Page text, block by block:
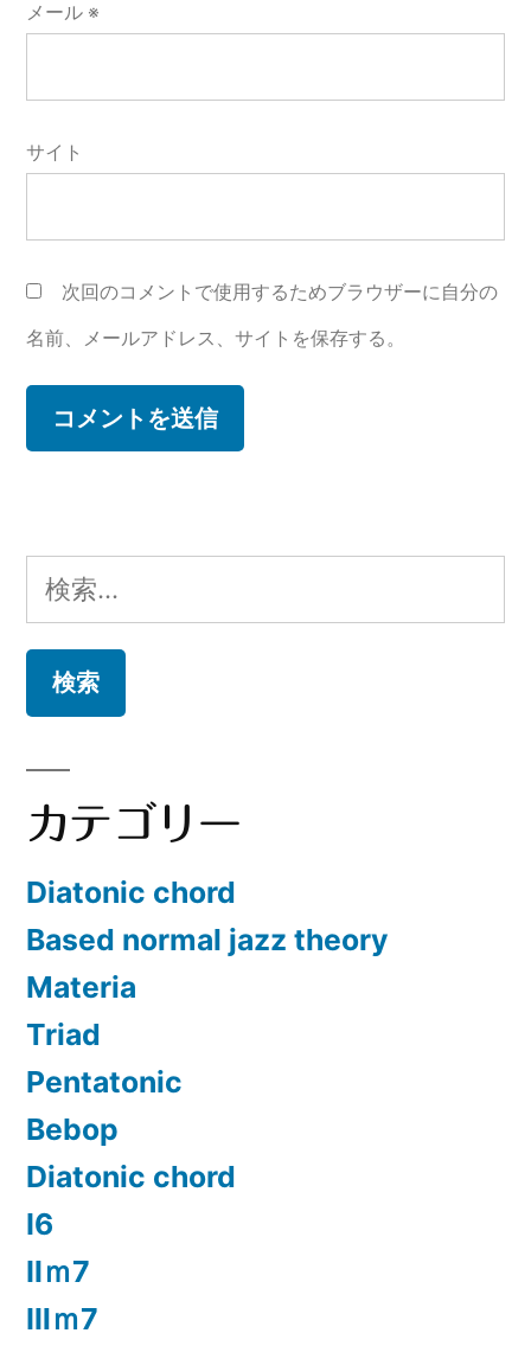
メール ※
サイト
次回のコメントで使用するためブラウザーに自分の
名前、メールアドレス、サイトを保存する。
検
索:
カテゴリー
Diatonic chord
Based normal jazz theory
Materia
Triad
Pentatonic
Bebop
Diatonic chord
Ⅰ6
Ⅱｍ7
Ⅲｍ7